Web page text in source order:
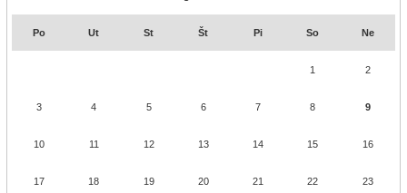
Po Ut St Št Pi So Ne
1 2
3 4 5 6 7 8 9
10 11 12 13 14 15 16
17 18 19 20 21 22 23